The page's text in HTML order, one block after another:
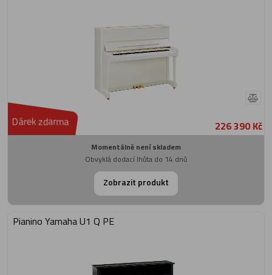
Dárek zdarma 226 390 Kč
Momentálně není skladem
Obvyklá dodací lhůta do 14 dnů
Zobrazit produkt
Pianino Yamaha U1 Q PE